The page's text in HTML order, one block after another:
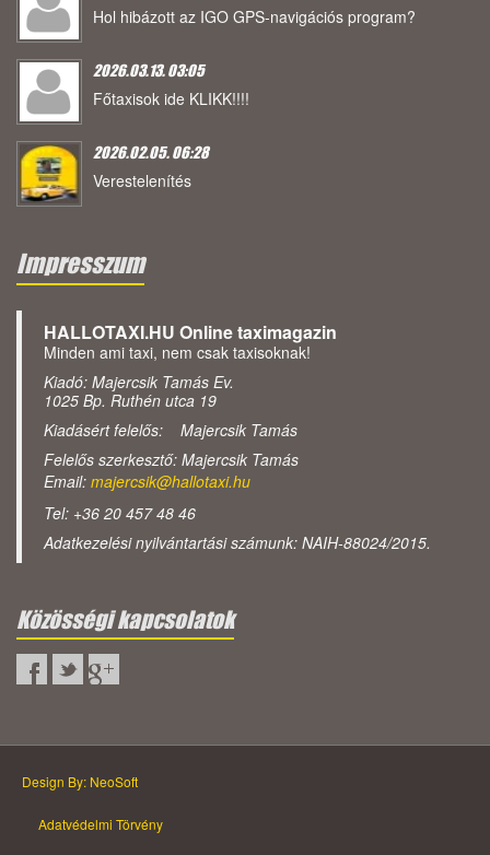
Hol hibázott az IGO GPS-navigációs program?
2026.03.13. 03:05
Főtaxisok ide KLIKK!!!!
2026.02.05. 06:28
Verestelenítés
Impresszum
HALLOTAXI.HU Online taximagazin
Minden ami taxi, nem csak taxisoknak!
Kiadó: Majercsik Tamás Ev.
1025 Bp. Ruthén utca 19
Kiadásért felelős: Majercsik Tamás
Felelős szerkesztő: Majercsik Tamás
Email: majercsik@hallotaxi.hu
Tel: +36 20 457 48 46
Adatkezelési nyilvántartási számunk: NAIH-88024/2015.
Közösségi kapcsolatok
Design By: NeoSoft
Adatvédelmi Törvény